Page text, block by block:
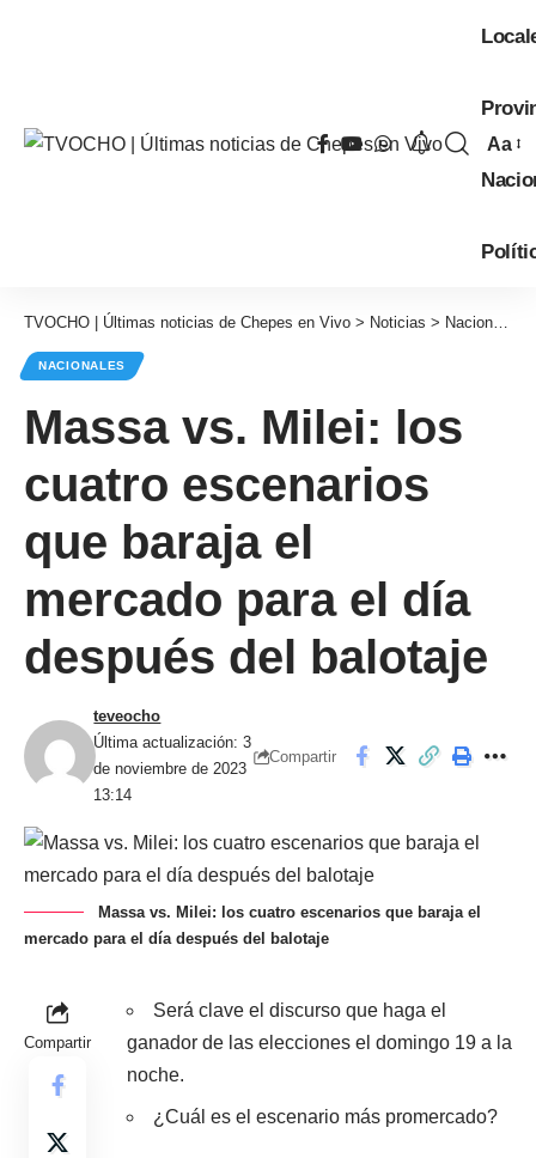
de
Aa
TVOCHO | Últimas noticias de Chepes en Vivo > Noticias > Nacionales
NACIONALES
Massa vs. Milei: los
cuatro escenarios
que baraja el
mercado para el día
después del balotaje
Última actualización: 3
de noviembre de 2023
13:14
teveocho
Compartir
Massa vs. Milei: los cuatro escenarios que baraja el
mercado para el día después del balotaje
Compartir
Será clave el discurso que haga el
ganador de las elecciones el domingo 19 a la
noche.
¿Cuál es el escenario más promercado?